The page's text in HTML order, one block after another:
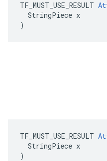
TF_MUST_USE_RESULT
  StringPiece x
)
TF_MUST_USE_RESULT
  StringPiece x
)